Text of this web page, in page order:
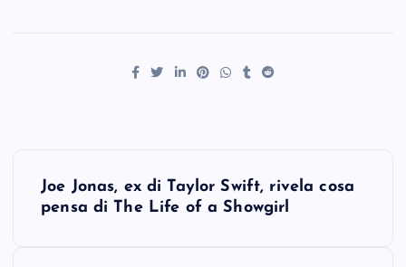
Joe Jonas, ex di Taylor Swift, rivela cosa
pensa di The Life of a Showgirl